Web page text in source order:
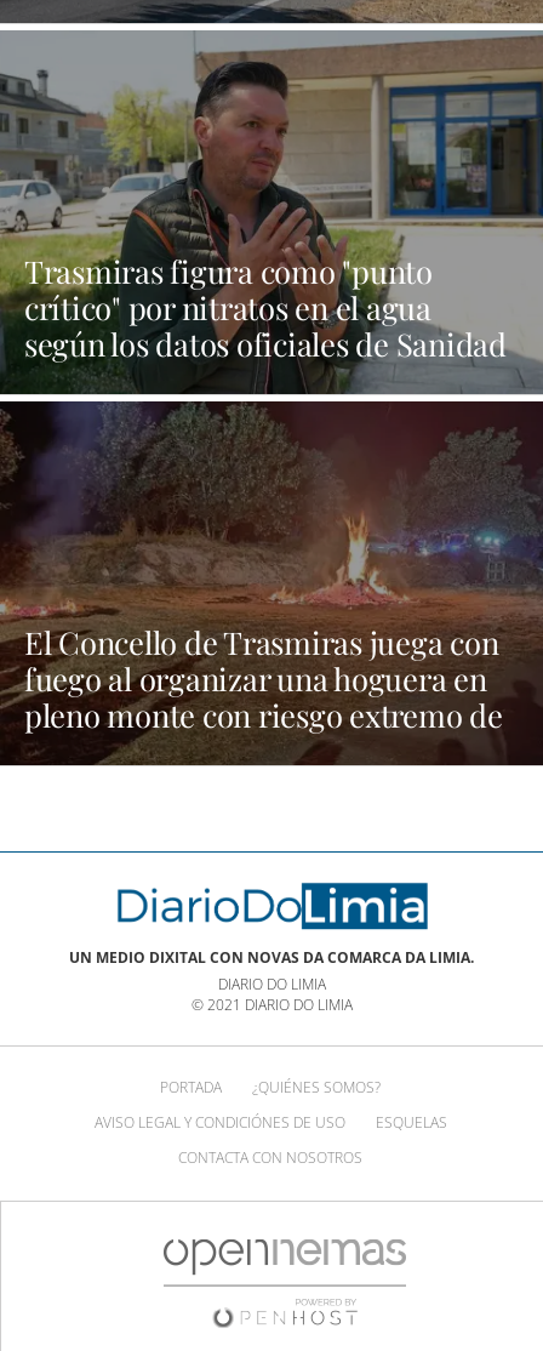
Trasmiras figura como "punto
crítico" por nitratos en el agua
según los datos oficiales de Sanidad
| NOTICIAS XINZO
El Concello de Trasmiras juega con
fuego al organizar una hoguera en
pleno monte con riesgo extremo de
incendios
UN MEDIO DIXITAL CON NOVAS DA COMARCA DA LIMIA.
DIARIO DO LIMIA
© 2021 DIARIO DO LIMIA
PORTADA
¿QUIÉNES SOMOS?
AVISO LEGAL Y CONDICIÓNES DE USO
ESQUELAS
CONTACTA CON NOSOTROS